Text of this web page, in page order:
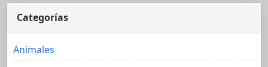
Categorías
Animales